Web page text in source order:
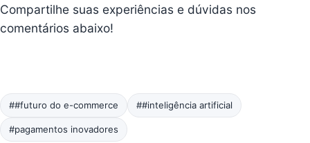
Compartilhe suas experiências e dúvidas nos
comentários abaixo!
##futuro do e-commerce ##inteligência artificial
#pagamentos inovadores